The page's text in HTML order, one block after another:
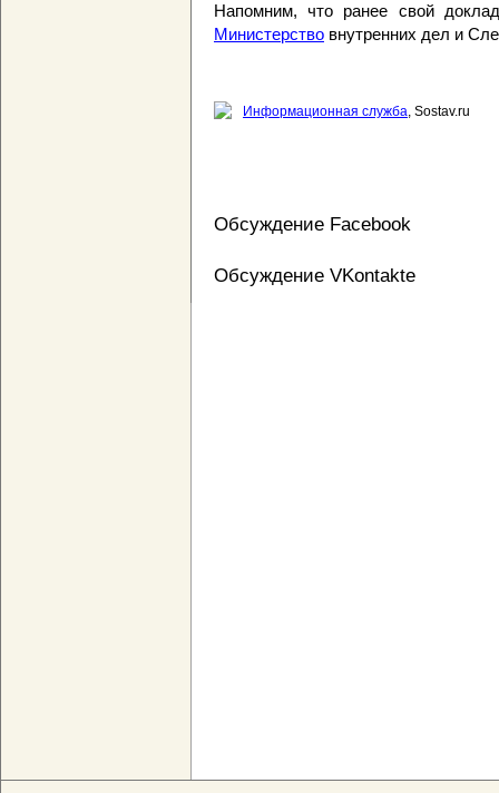
Напомним, что ранее свой
Министерство внутренних дел и
Информационная служба, Sostav.ru
Обсуждение Facebook
Обсуждение VKontakte